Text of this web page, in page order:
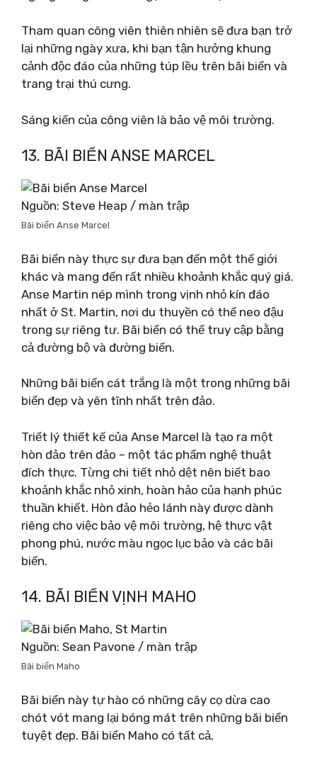
Tham quan công viên thiên nhiên sẽ đưa bạn trở
lại những ngày xưa, khi bạn tận hưởng khung
cảnh độc đáo của những túp lều trên bãi biển và
trang trại thú cưng.
Sáng kiến ​​của công viên là bảo vệ môi trường.
13. BÃI BIỂN ANSE MARCEL
Nguồn: Steve Heap / màn trập
Bãi biển Anse Marcel
Bãi biển này thực sự đưa bạn đến một thế giới
khác và mang đến rất nhiều khoảnh khắc quý giá.
Anse Martin nép mình trong vịnh nhỏ kín đáo
nhất ở St. Martin, nơi du thuyền có thể neo đậu
trong sự riêng tư. Bãi biển có thể truy cập bằng
cả đường bộ và đường biển.
Những bãi biển cát trắng là một trong những bãi
biển đẹp và yên tĩnh nhất trên đảo.
Triết lý thiết kế của Anse Marcel là tạo ra một
hòn đảo trên đảo – một tác phẩm nghệ thuật
đích thực. Từng chi tiết nhỏ dệt nên biết bao
khoảnh khắc nhỏ xinh, hoàn hảo của hạnh phúc
thuần khiết. Hòn đảo hẻo lánh này được dành
riêng cho việc bảo vệ môi trường, hệ thực vật
phong phú, nước màu ngọc lục bảo và các bãi
biển.
14. BÃI BIỂN VỊNH MAHO
Nguồn: Sean Pavone / màn trập
Bãi biển Maho
Bãi biển này tự hào có những cây cọ dừa cao
chót vót mang lại bóng mát trên những bãi biển
tuyệt đẹp. Bãi biển Maho có tất cả.